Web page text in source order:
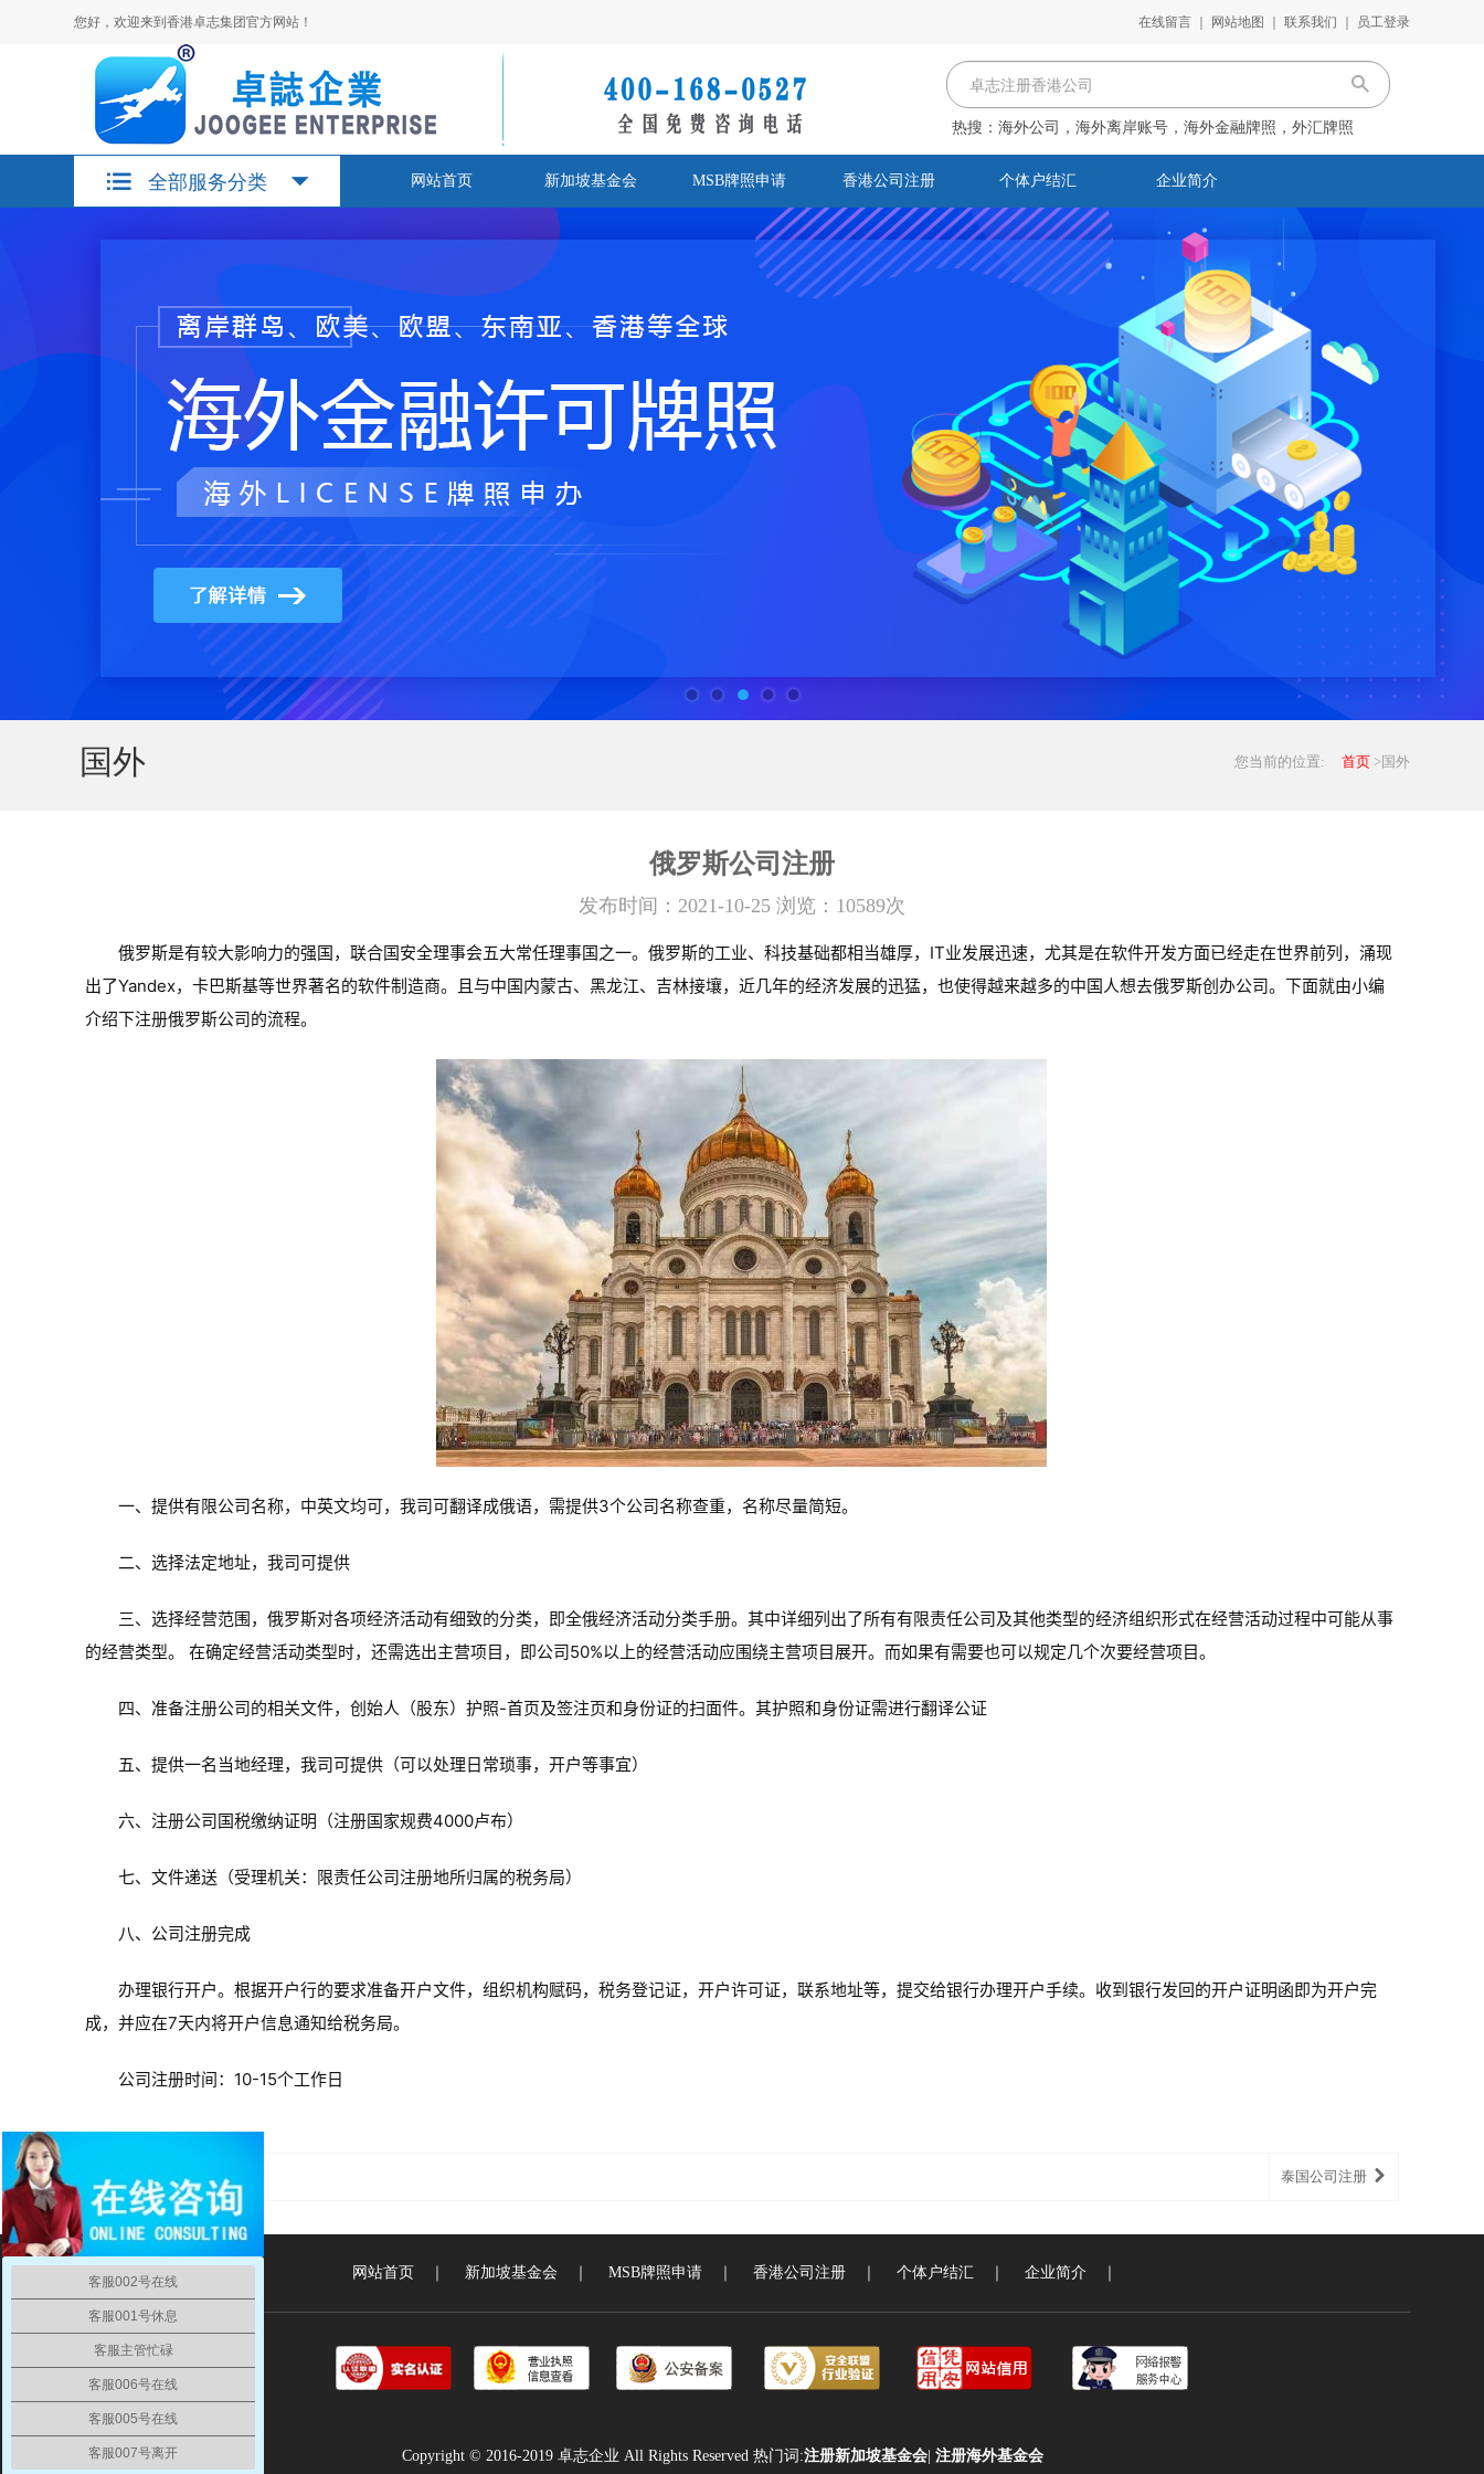
您好，欢迎来到香港卓志集团官方网站！ 在线留言 网站地图 联系我们 员工登录
热搜： 海外公司，海外离岸账号，海外金融牌照，外汇牌照
全部服务分类 网站首页 新加坡基金会 MSB牌照申请 香港公司注册 个体户结汇 企业简介
国外 您当前的位置: 首页 >国外
俄罗斯公司注册
发布时间：2021-10-25 浏览：10589次
俄罗斯是有较大影响力的强国，联合国安全理事会五大常任理事国之一。俄罗斯的工业、科技基础都相当雄厚，IT业发展迅速，尤其是在软件开发方面已经走在世界前列，涌现
出了Yandex，卡巴斯基等世界著名的软件制造商。且与中国内蒙古、黑龙江、吉林接壤，近几年的经济发展的迅猛，也使得越来越多的中国人想去俄罗斯创办公司。下面就由小编
介绍下注册俄罗斯公司的流程。
一、提供有限公司名称，中英文均可，我司可翻译成俄语，需提供3个公司名称查重，名称尽量简短。
二、选择法定地址，我司可提供
三、选择经营范围，俄罗斯对各项经济活动有细致的分类，即全俄经济活动分类手册。其中详细列出了所有有限责任公司及其他类型的经济组织形式在经营活动过程中可能从事
的经营类型。 在确定经营活动类型时，还需选出主营项目，即公司50%以上的经营活动应围绕主营项目展开。而如果有需要也可以规定几个次要经营项目。
四、准备注册公司的相关文件，创始人（股东）护照-首页及签注页和身份证的扫面件。其护照和身份证需进行翻译公证
五、提供一名当地经理，我司可提供（可以处理日常琐事，开户等事宜）
六、注册公司国税缴纳证明（注册国家规费4000卢布）
七、文件递送（受理机关：限责任公司注册地所归属的税务局）
八、公司注册完成
办理银行开户。根据开户行的要求准备开户文件，组织机构赋码，税务登记证，开户许可证，联系地址等，提交给银行办理开户手续。收到银行发回的开户证明函即为开户完
成，并应在7天内将开户信息通知给税务局。
公司注册时间：10-15个工作日
瑞典公司注册 泰国公司注册
网站首页 新加坡基金会 MSB牌照申请｜ 香港公司注册｜ 个体户结汇 企业简介
Copyright © 2016-2019 卓志企业 All Rights Reserved 热门词:注册新加坡基金会| 注册海外基金会
客服002号在线
客服001号休息
客服主管忙碌
客服006号在线
客服005号在线
客服007号离开